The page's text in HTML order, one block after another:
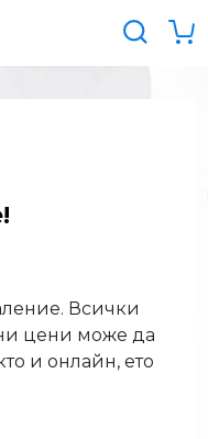
Всички
цени може да
и онлайн, ето